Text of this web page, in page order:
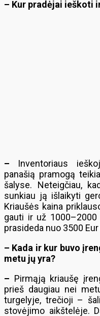
– Kur pradėjai ieškoti
– Inventoriaus
panašią pramogą
šalyse. Neteigčiau,
sunkiau ją išlaikyti
Kriaušės kaina
gauti ir už 1000–2000
prasideda nuo 3500
– Kada ir kur buvo
metu jų yra?
– Pirmąją kriaušę
prieš daugiau nei
turgelyje, trečioji –
stovėjimo aikštelėje.